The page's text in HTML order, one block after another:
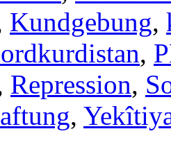
Kundgebung,
,
Repression,
,